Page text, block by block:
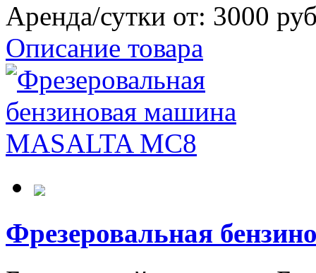
Аренда/сутки от: 3000
Описание товара
Фрезеровальная